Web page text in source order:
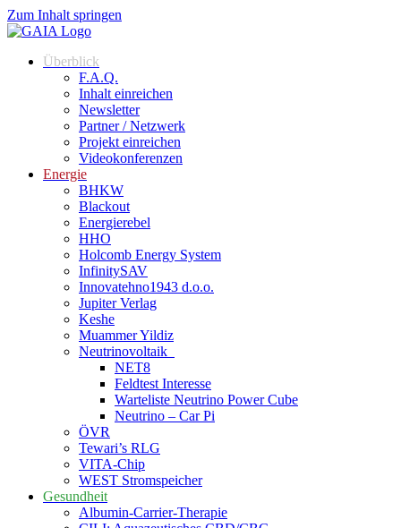
Zum Inhalt springen
Überblick
F.A.Q.
Inhalt einreichen
Newsletter
Partner / Netzwerk
Projekt einreichen
Videokonferenzen
Energie
BHKW
Blackout
Energierebel
HHO
Holcomb Energy System
InfinitySAV
Innovatehno1943 d.o.o.
Jupiter Verlag
Keshe
Muammer Yildiz
Neutrinovoltaik
NET8
Feldtest Interesse
Warteliste Neutrino Power Cube
Neutrino – Car Pi
ÖVR
Tewari’s RLG
VITA-Chip
WEST Stromspeicher
Gesundheit
Albumin-Carrier-Therapie